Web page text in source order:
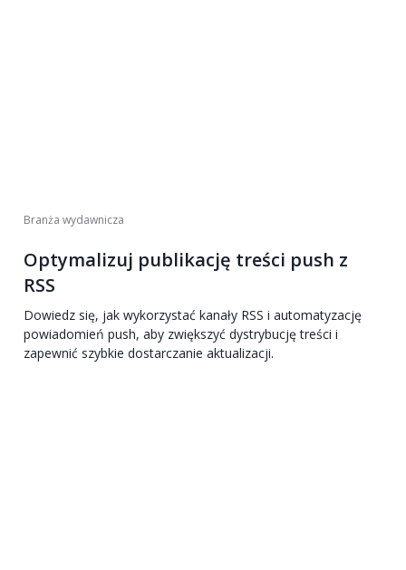
Branża wydawnicza
Optymalizuj publikację treści push z
RSS
Dowiedz się, jak wykorzystać kanały RSS i automatyzację
powiadomień push, aby zwiększyć dystrybucję treści i
zapewnić szybkie dostarczanie aktualizacji.